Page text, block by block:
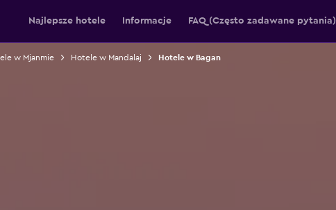
Najlepsze hotele Informacje FAQ (Często zadawane pytania)
w Mjanmie Hotele w Mandalaj Hotele w Bagan